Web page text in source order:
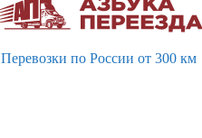
Перевозки по России от 300 км